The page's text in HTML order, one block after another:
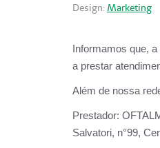
Design: Marketing
Informamos que,
a prestar
Além de nossa
Prestador:
Salvatori, n°99,